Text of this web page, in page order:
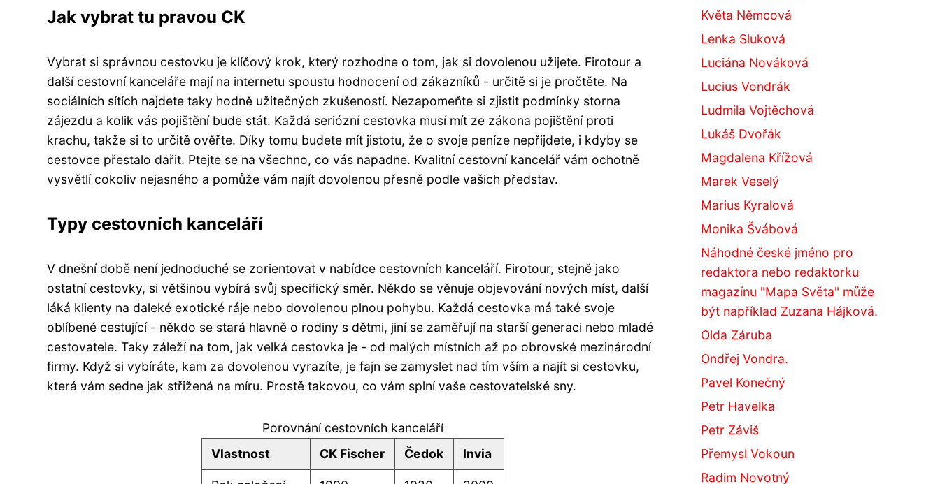
Jak vybrat tu pravou CK
Vybrat si správnou cestovku je klíčový krok, který rozhodne o tom, jak si dovolenou užijete. Firotour a
další cestovní kanceláře mají na internetu spoustu hodnocení od zákazníků - určitě si je pročtěte. Na
sociálních sítích najdete taky hodně užitečných zkušeností. Nezapomeňte si zjistit podmínky storna
zájezdu a kolik vás pojištění bude stát. Každá seriózní cestovka musí mít ze zákona pojištění proti
krachu, takže si to určitě ověřte. Díky tomu budete mít jistotu, že o svoje peníze nepřijdete, i kdyby se
cestovce přestalo dařit. Ptejte se na všechno, co vás napadne. Kvalitní cestovní kancelář vám ochotně
vysvětlí cokoliv nejasného a pomůže vám najít dovolenou přesně podle vašich představ.
Typy cestovních kanceláří
V dnešní době není jednoduché se zorientovat v nabídce cestovních kanceláří. Firotour, stejně jako
ostatní cestovky, si většinou vybírá svůj specifický směr. Někdo se věnuje objevování nových míst, další
láká klienty na daleké exotické ráje nebo dovolenou plnou pohybu. Každá cestovka má také svoje
oblíbené cestující - někdo se stará hlavně o rodiny s dětmi, jiní se zaměřují na starší generaci nebo mladé
cestovatele. Taky záleží na tom, jak velká cestovka je - od malých místních až po obrovské mezinárodní
firmy. Když si vybíráte, kam za dovolenou vyrazíte, je fajn se zamyslet nad tím vším a najít si cestovku,
která vám sedne jak střižená na míru. Prostě takovou, co vám splní vaše cestovatelské sny.
Porovnání cestovních kanceláří
Vlastnost
CK Fischer Čedok Invia
Květa Němcová
Lenka Sluková
Luciána Nováková
Lucius Vondrák
Ludmila Vojtěchová
Lukáš Dvořák
Magdalena Křížová
Marek Veselý
Marius Kyralová
Monika Švábová
Náhodné české jméno pro
redaktora nebo redaktorku
magazínu "Mapa Světa" může
být například Zuzana Hájková.
Olda Záruba
Ondřej Vondra.
Pavel Konečný
Petr Havelka
Petr Záviš
Přemysl Vokoun
Radim Novotný